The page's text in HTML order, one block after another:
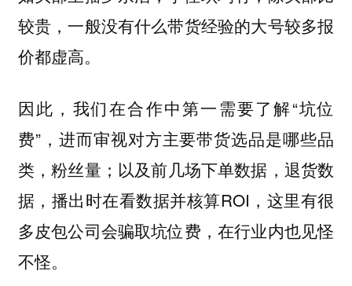
较贵，一般没有什么带货经验的大号较多报
价都虚高。
因此，我们在合作中第一需要了解“坑位
费”，进而审视对方主要带货选品是哪些品
类，粉丝量；以及前几场下单数据，退货数
据，播出时在看数据并核算ROI， 这里有很
多皮包公司会骗取坑位费，在行业内也见怪
不怪。